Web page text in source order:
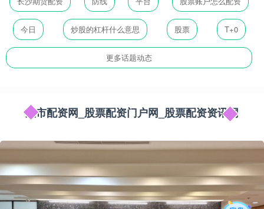
今日 炒股的杠杆什么意思 股票 T+0
更多话题动态
股市配资网_股票配资门户网_股票配资资讯网